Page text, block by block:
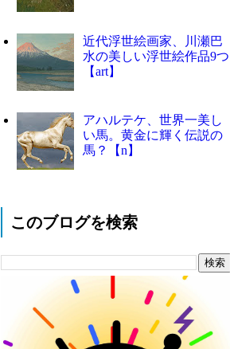
近代浮世絵画家、川瀬巴
水の美しい浮世絵作品9つ
【art】
アハルテケ、世界一美し
い馬。黄金に輝く伝説の
馬？【n】
このブログを検索